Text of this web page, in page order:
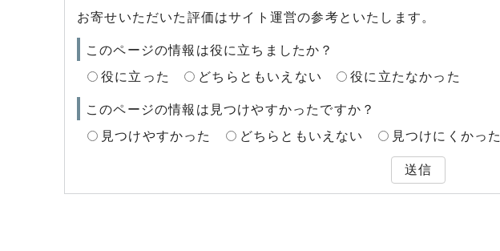
お寄せいただいた評価はサイト運営の参考といたします。
このページの情報は役に立ちましたか？
役に立った
どちらともいえない 役に立たなかった
このページの情報は見つけやすかったですか？
見つけやすかった
どちらともいえない 見つけにくかった
送信